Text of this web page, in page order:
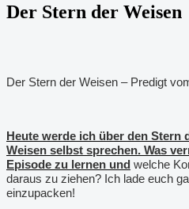
Der Stern der Weisen
Der Stern der Weisen – Predigt
Heute werde ich über den Stern
Weisen selbst sprechen. Was
Episode zu lernen und welche
daraus zu ziehen? Ich lade euch
einzupacken!